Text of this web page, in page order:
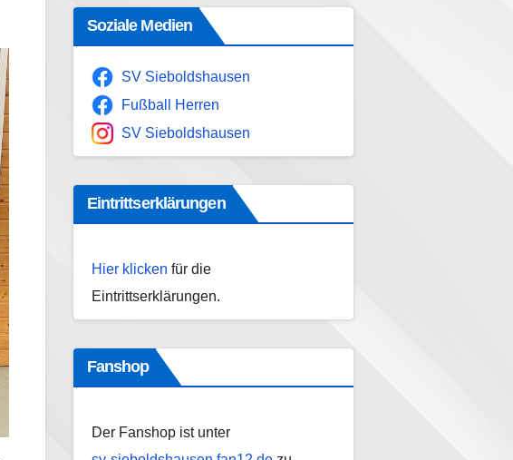
Soziale Medien
SV Sieboldshausen
Fußball Herren
SV Sieboldshausen
Eintrittserklärungen
Hier klicken für die
Eintrittserklärungen.
Fanshop
Der Fanshop ist unter